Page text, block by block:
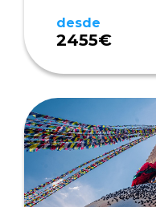
desde
2455€